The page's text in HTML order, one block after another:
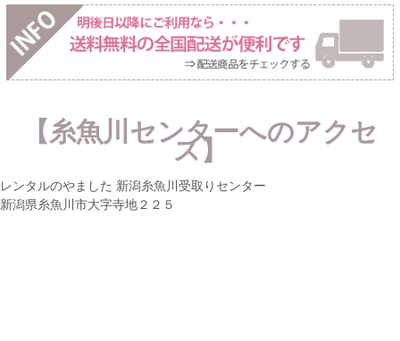
【糸魚川センターへのアクセ
ス】
レンタルのやました 新潟糸魚川受取りセンター
新潟県糸魚川市大字寺地２２５